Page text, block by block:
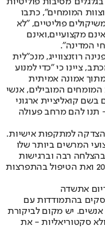
המומחים", כתבו
פוליטיים, "לא
מקצועיים,ואינם
המדינה".
רוזנצווייג, מנכ"לית
ציינו כי "כדי למנוע
אמונה אמיתית
המומחים המובילים, אנשי
קואליציית ארגוני
המונה כ־70 ארגונים - תנו להם מרחב פעולה
הצדקה למתקפות אישיות.
המרשים ביותר שלו
רבה וברגישות
מבצע הסברה להתחסנות נגד הפוליו בשנת 2013 ואת הטיפול בהתפרצות
אתשדה
בהתמודדות עם
יש מקום לביקורת
סקטוריאליות - את